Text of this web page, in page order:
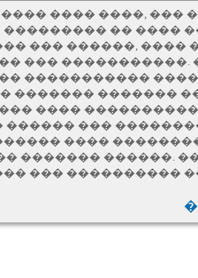
���� ����, ���
�� ����
��� ������, ����
��� �����������.
�����������
������� �������
����
������ ���
����
������� ������.
��� ����������